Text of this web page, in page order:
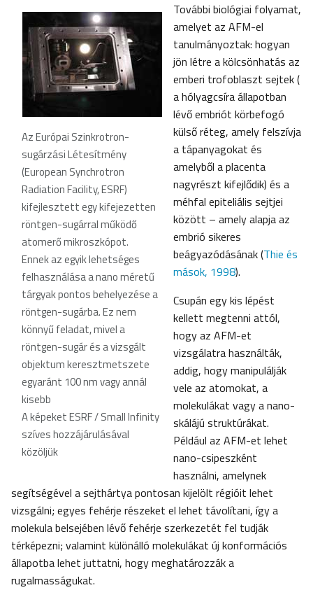
Az Európai Szinkrotron-
sugárzási Létesítmény
(European Synchrotron
Radiation Facility, ESRF)
kifejlesztett egy kifejezetten
röntgen-sugárral működő
atomerő mikroszkópot.
Ennek az egyik lehetséges
felhasználása a nano méretű
tárgyak pontos behelyezése a
röntgen-sugárba. Ez nem
könnyű feladat, mivel a
röntgen-sugár és a vizsgált
objektum keresztmetszete
egyaránt 100 nm vagy annál
kisebb
A képeket ESRF / Small Infinity
szíves hozzájárulásával
közöljük
További biológiai folyamat,
amelyet az AFM-el
tanulmányoztak: hogyan
jön létre a kölcsönhatás az
emberi trofoblaszt sejtek (
a hólyagcsíra állapotban
lévő embriót körbefogó
külső réteg, amely felszívja
a tápanyagokat és
amelyből a placenta
nagyrészt kifejlődik) és a
méhfal epiteliális sejtjei
között – amely alapja az
embrió sikeres
beágyazódásának (Thie és
mások, 1998).
Csupán egy kis lépést
kellett megtenni attól,
hogy az AFM-et
vizsgálatra használták,
addig, hogy manipulálják
vele az atomokat, a
molekulákat vagy a nano-
skálájú struktúrákat.
Például az AFM-et lehet
nano-csipeszként
használni, amelynek
segítségével a sejthártya pontosan kijelölt régióit lehet
vizsgálni; egyes fehérje részeket el lehet távolítani, így a
molekula belsejében lévő fehérje szerkezetét fel tudják
térképezni; valamint különálló molekulákat új konformációs
állapotba lehet juttatni, hogy meghatározzák a
rugalmasságukat.